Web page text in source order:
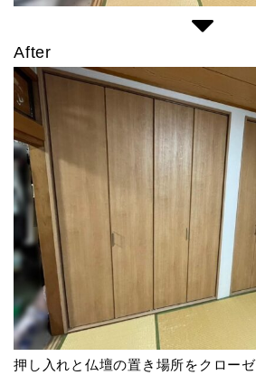
After
押し入れと仏壇の置き場所をクロー